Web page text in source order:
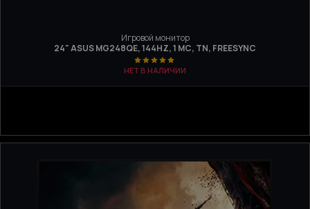
Игровой монитор
24" ASUS MG248QE, 144HZ, 1 МС, TN, FREESYNC
НЕТ В НАЛИЧИИ